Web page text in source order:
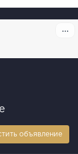
объявление